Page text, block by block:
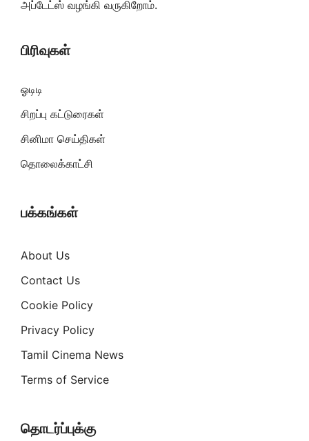
அப்டேட்ஸ் வழங்கி வருகிறோம்.
பிரிவுகள்
ஓடிடி
சிறப்பு கட்டுரைகள்
சினிமா செய்திகள்
தொலைக்காட்சி
பக்கங்கள்
About Us
Contact Us
Cookie Policy
Privacy Policy
Tamil Cinema News
Terms of Service
தொடர்ப்புக்கு